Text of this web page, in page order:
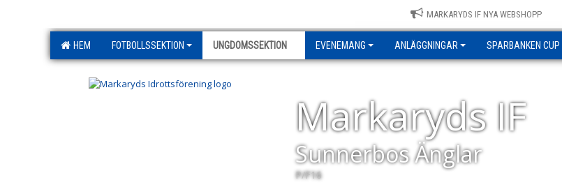
MARKARYDS IF NYA WEBSHOPP
HEM FOTBOLLSSEKTION UNGDOMSSEKTION EVENEMANG ANLÄGGNINGAR SPARBANKEN CUP
Markaryds IF
Sunnerbos Änglar
P/F16